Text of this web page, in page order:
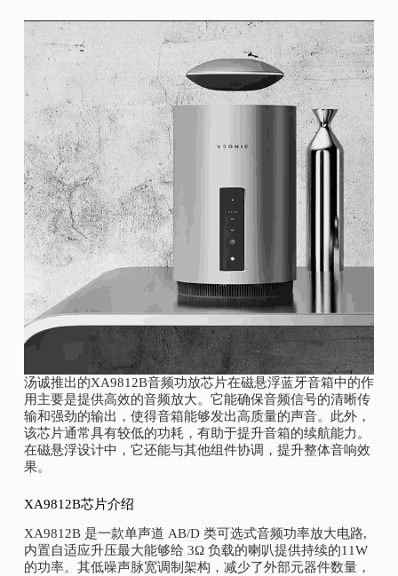
汤诚推出的XA9812B音频功放芯片在磁悬浮蓝牙音箱中的作
用主要是提供高效的音频放大。它能确保音频信号的清晰传
输和强劲的输出，使得音箱能够发出高质量的声音。此外，
该芯片通常具有较低的功耗，有助于提升音箱的续航能力。
在磁悬浮设计中，它还能与其他组件协调，提升整体音响效
果。
XA9812B芯片介绍
XA9812B 是一款单声道 AB/D 类可选式音频功率放大电路,
内置自适应升压最大能够给 3Ω 负载的喇叭提供持续的11W
的功率。其低噪声脉宽调制架构，减少了外部元器件数量，